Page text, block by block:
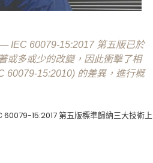
IEC 60079-15:2017 第五版已於
或多或少的改變，因此衝擊了相
60079-15:2010) 的差異，進行概
15:2017 第五版標準歸納三大技術上